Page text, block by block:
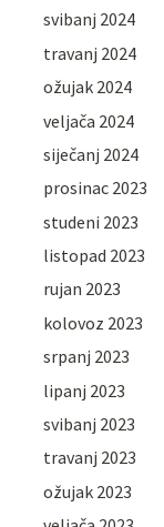
svibanj 2024
travanj 2024
ožujak 2024
veljača 2024
siječanj 2024
prosinac 2023
studeni 2023
listopad 2023
rujan 2023
kolovoz 2023
srpanj 2023
lipanj 2023
svibanj 2023
travanj 2023
ožujak 2023